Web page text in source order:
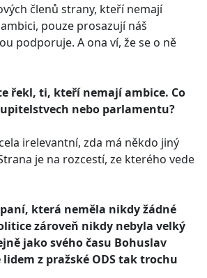
členů strany, kteří nemají
pouze prosazují náš
podporuje. A ona ví, že se o ně
řekl, ti, kteří nemají ambice. Co
nebo parlamentu?
irelevantní, zda má někdo jiný
je na rozcestí, ze kterého vede
která neměla nikdy žádné
zároveň nikdy nebyla velký
jako svého času Bohuslav
z pražské ODS tak trochu